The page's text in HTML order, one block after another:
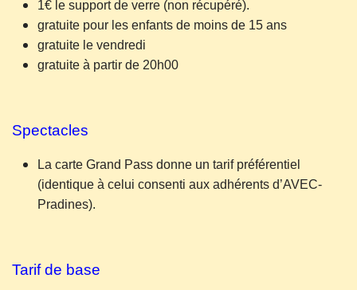
1€ le support de verre (non récupéré).
gratuite pour les enfants de moins de 15 ans
gratuite le vendredi
gratuite à partir de 20h00
Spectacles
La carte Grand Pass donne un tarif préférentiel
(identique à celui consenti aux adhérents d’AVEC-
Pradines).
Tarif de base